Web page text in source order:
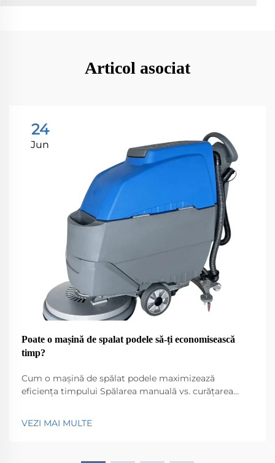
Articol asociat
24
Jun
Poate o mașină de spalat podele să-ți economisească
timp?
Cum o mașină de spălat podele maximizează
eficiența timpului Spălarea manuală vs. curățarea
durează de două sau chiar de trei ori mai mult timp
VEZI MAI MULTE